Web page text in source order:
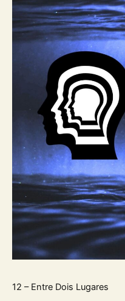
12 – Entre Dois Lugares